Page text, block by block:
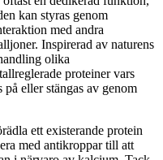
kan styras genom
med andra
Inspirerad av naturens
olika
proteiner vars
eller stängas av genom
ett existerande protein
med antikroppar till att